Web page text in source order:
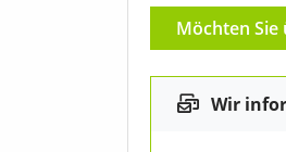
Möchten
Wir